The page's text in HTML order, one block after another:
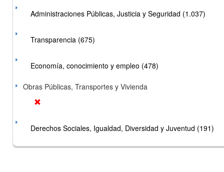
Administraciones Públicas, Justicia y Seguridad (1.037)
Transparencia (675)
Economía, conocimiento y empleo (478)
Obras Públicas, Transportes y Vivienda
Derechos Sociales, Igualdad, Diversidad y Juventud (191)